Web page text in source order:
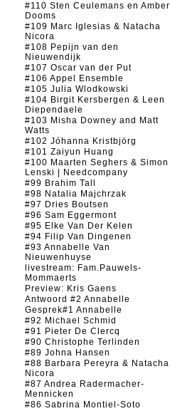
#110 Sten Ceulemans en Amber
Dooms
#109 Marc Iglesias & Natacha
Nicora
#108 Pepijn van den
Nieuwendijk
#107 Oscar van der Put
#106 Appel Ensemble
#105 Julia Wlodkowski
#104 Birgit Kersbergen & Leen
Diependaele
#103 Misha Downey and Matt
Watts
#102 Jóhanna Kristbjörg
#101 Zaiyun Huang
#100 Maarten Seghers & Simon
Lenski | Needcompany
#99 Brahim Tall
#98 Natalia Majchrzak
#97 Dries Boutsen
#96 Sam Eggermont
#95 Elke Van Der Kelen
#94 Filip Van Dingenen
#93 Annabelle Van
Nieuwenhuyse
livestream: Fam.Pauwels-
Mommaerts
Preview: Kris Gaens
Antwoord #2 Annabelle
Gesprek#1 Annabelle
#92 Michael Schmid
#91 Pieter De Clercq
#90 Christophe Terlinden
#89 Johna Hansen
#88 Barbara Pereyra & Natacha
Nicora
#87 Andrea Radermacher-
Mennicken
#86 Sabrina Montiel-Soto